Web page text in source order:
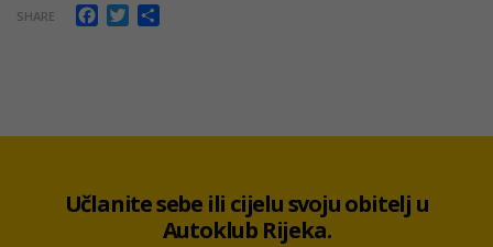
SHARE Facebook
Twitter
Učlanite sebe ili cijelu svoju obitelj u
Autoklub Rijeka.